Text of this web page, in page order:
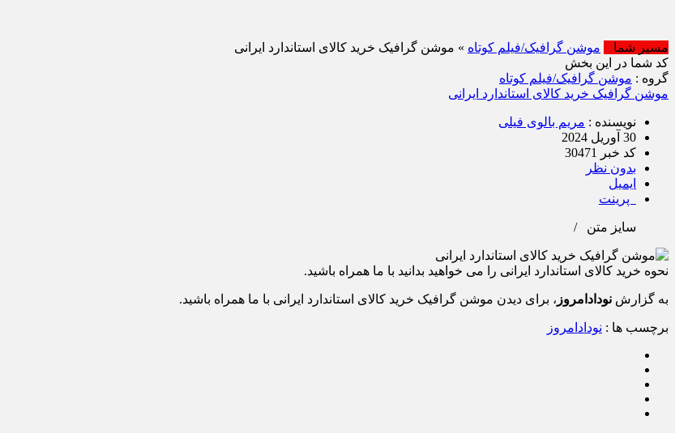
مسیر شما موشن گرافیک/فیلم کوتاه » موشن گرافیک خرید کالای استاندارد ایرانی
کد شما در این بخش
گروه : موشن گرافیک/فیلم کوتاه
موشن گرافیک خرید کالای استاندارد ایرانی
نویسنده : مریم بالوی فیلی
30 آوریل 2024
کد خبر 30471
بدون نظر
ایمیل
پرینت
سایز متن /
نحوه خرید کالای استاندارد ایرانی را می خواهید بدانید با ما همراه باشید.
به گزارش نودادامروز ، برای دیدن موشن گرافیک خرید کالای استاندارد ایرانی با ما همراه باشید.
برچسب ها : نودادامروز